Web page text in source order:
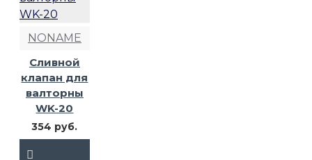
NONAME
Сливной
клапан для
валторны
WK-20
354 руб.